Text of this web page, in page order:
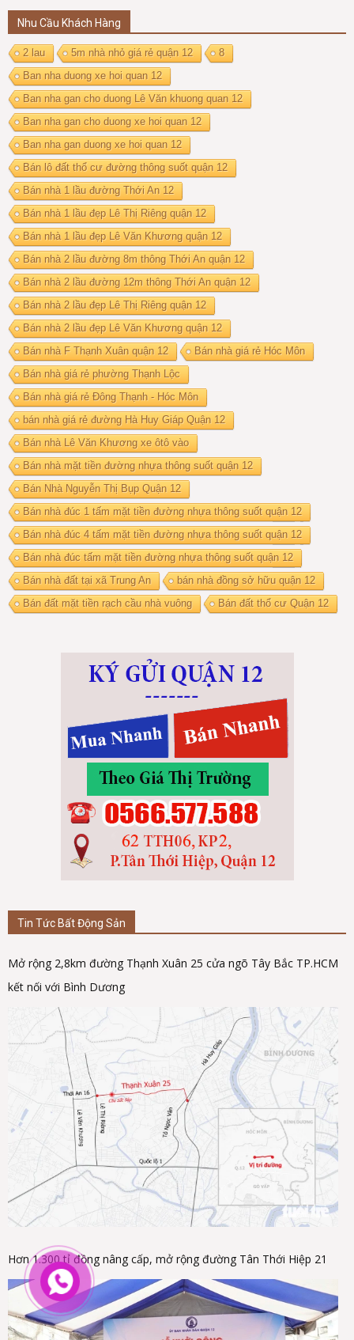
Nhu Cầu Khách Hàng
2 lau 5m nhà nhỏ giá rẻ quận 12
8
Ban nha duong xe hoi quan 12
Ban nha gan cho duong Lê Văn khuong quan 12
Ban nha gan cho duong xe hoi quan 12
Ban nha gan duong xe hoi quan 12
Bán lô đất thổ cư đường thông suốt quận 12
Bán nhà 1 lầu đường Thới An 12
Bán nhà 1 lầu đẹp Lê Thị Riêng quận 12
Bán nhà 1 lầu đẹp Lê Văn Khương quận 12
Bán nhà 2 lầu đường 8m thông Thới An quận 12
Bán nhà 2 lầu đường 12m thông Thới An quận 12
Bán nhà 2 lầu đẹp Lê Thị Riêng quận 12
Bán nhà 2 lầu đẹp Lê Văn Khương quận 12
Bán nhà F Thạnh Xuân quận 12
Bán nhà giá rẻ Hóc Môn
Bán nhà giá rẻ phường Thạnh Lộc
Bán nhà giá rẻ Đông Thạnh - Hóc Môn
bán nhà giá rẻ đường Hà Huy Giáp Quận 12
Bán nhà Lê Văn Khương xe ôtô vào
Bán nhà mặt tiền đường nhựa thông suốt quận 12
Bán Nhà Nguyễn Thị Bụp Quận 12
Bán nhà đúc 1 tấm mặt tiền đường nhựa thông suốt quận 12
Bán nhà đúc 4 tấm mặt tiền đường nhựa thông suốt quận 12
Bán nhà đúc tấm mặt tiền đường nhựa thông suốt quận 12
Bán nhà đất tại xã Trung An
bán nhà đồng sở hữu quận 12
Bán đất mặt tiền rạch cầu nhà vuông
Bán đất thổ cư Quận 12
Tin Tức Bất Động Sản
Mở rộng 2,8km đường Thạnh Xuân 25 cửa ngõ Tây Bắc TP.HCM
kết nối với Bình Dương
Hơn 1.300 tỉ đồng nâng cấp, mở rộng đường Tân Thới Hiệp 21